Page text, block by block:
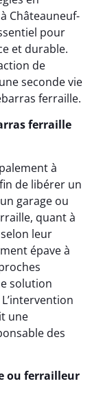
Châteauneuf-
pour
et durable.
de
seconde vie
ferraille.
ferraille
à
de libérer un
garage ou
quant à
leur
épave à
solution
une
des
ou ferrailleur